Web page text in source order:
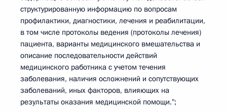
структурированную информацию по вопросам
профилактики, диагностики, лечения и реабилитации,
в том числе протоколы ведения (протоколы лечения)
пациента, варианты медицинского вмешательства и
описание последовательности действий
медицинского работника с учетом течения
заболевания, наличия осложнений и сопутствующих
заболеваний, иных факторов, влияющих на
результаты оказания медицинской помощи.";